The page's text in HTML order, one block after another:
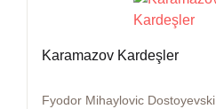
Karamazov Kardeşler
Fyodor Mihaylovic Dostoyevski